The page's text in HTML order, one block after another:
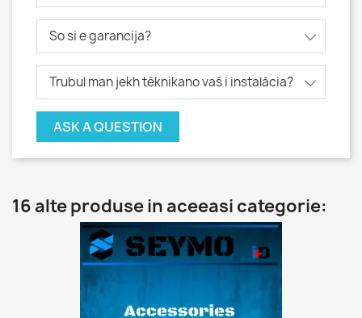
So si e garancija?
Trubul man jekh tèknikano vaś i instalàcia?
ASK A QUESTION
16 alte produse in aceeasi categorie: